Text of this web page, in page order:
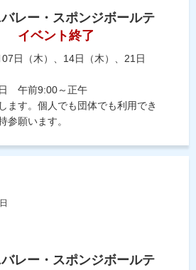
レー・スポンジボールテ
イベント終了
日（木）、14日（木）、21日
午前9:00～正午
ます。個人でも団体でも利用でき
参願います。
レー・スポンジボールテ